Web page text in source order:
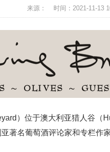
来源： 时间：2021-11-13
）位于澳大利亚猎人谷（
著名葡萄酒评论家和专栏作